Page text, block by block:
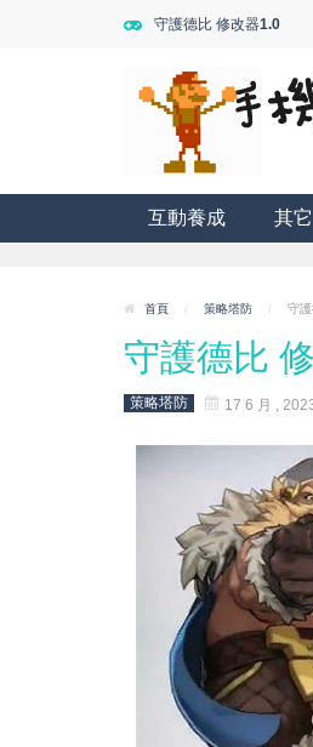
守護德比 修改器1.0
互動養成 其它
首頁 / 策略塔防 / 守
守護德比
策略塔防 17 6 月 ,